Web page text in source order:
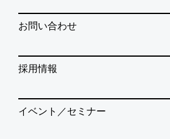
お問い合わせ
採用情報
イベント／セミナー